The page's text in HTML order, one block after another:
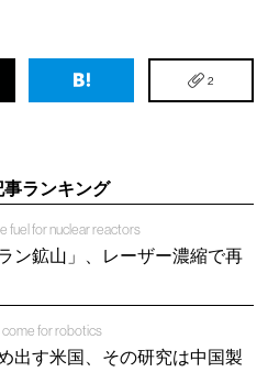
2
事ランキング
fuel for nuclear reactors
ン鉱山」、レーザー濃縮で再
come for robotics
出す米国、その研究は中国製